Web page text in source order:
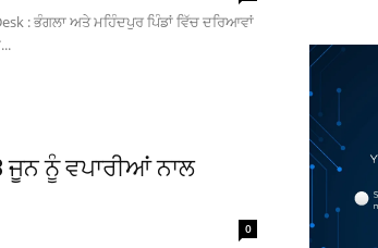
: ਭੰਗਲਾ ਅਤੇ ਮਹਿੰਦਪੁਰ ਪਿੰਡਾਂ ਵਿੱਚ ਦਰਿਆਵਾਂ
ਜੂਨ ਨੂੰ ਵਪਾਰੀਆਂ ਨਾਲ
0